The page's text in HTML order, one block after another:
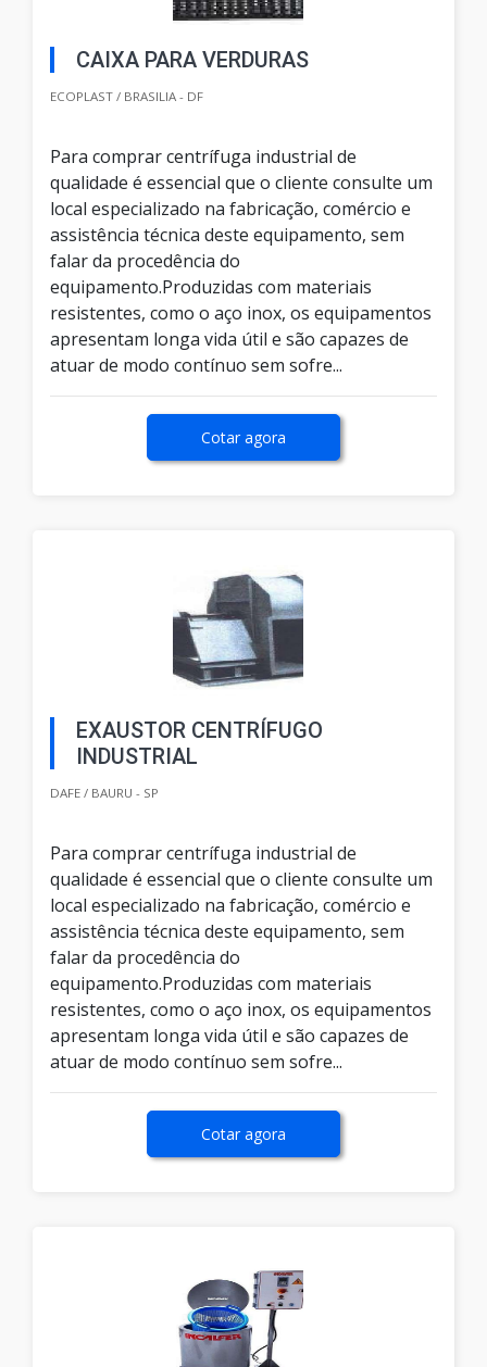
CAIXA PARA VERDURAS
ECOPLAST / BRASILIA - DF
Para comprar centrífuga industrial de
qualidade é essencial que o cliente consulte um
local especializado na fabricação, comércio e
assistência técnica deste equipamento, sem
falar da procedência do
equipamento.Produzidas com materiais
resistentes, como o aço inox, os equipamentos
apresentam longa vida útil e são capazes de
atuar de modo contínuo sem sofre...
Cotar agora
EXAUSTOR CENTRÍFUGO
INDUSTRIAL
DAFE / BAURU - SP
Para comprar centrífuga industrial de
qualidade é essencial que o cliente consulte um
local especializado na fabricação, comércio e
assistência técnica deste equipamento, sem
falar da procedência do
equipamento.Produzidas com materiais
resistentes, como o aço inox, os equipamentos
apresentam longa vida útil e são capazes de
atuar de modo contínuo sem sofre...
Cotar agora